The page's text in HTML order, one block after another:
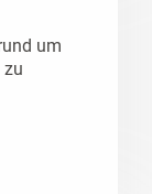
um
zu